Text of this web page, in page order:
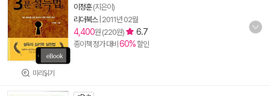
미리읽기
이정훈(지은이)
리더북스| 2011년 02월
4,400원 (220원) 6.7
종이책 정가 대비 60%할인